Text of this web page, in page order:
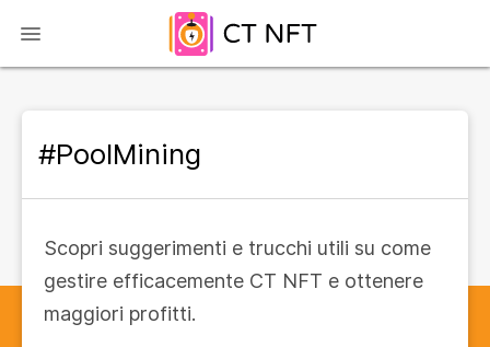
#PoolMining
Scopri suggerimenti e trucchi utili su come
gestire efficacemente CT NFT e ottenere
maggiori profitti.